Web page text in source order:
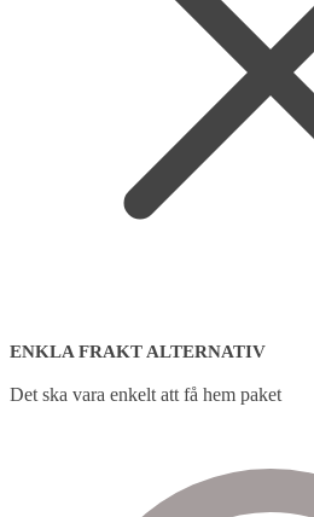
ENKLA FRAKT ALTERNATIV
Det ska vara enkelt att få hem paket